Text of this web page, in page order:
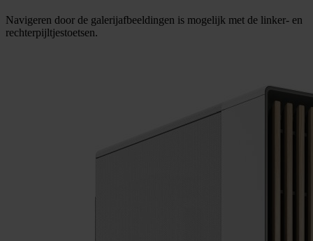
Navigeren door de galerijafbeeldingen is mogelijk met de linker- en
rechterpijltjestoetsen.